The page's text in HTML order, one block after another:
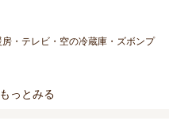
・テレビ・空の冷蔵庫・ズボンプ
っとみる